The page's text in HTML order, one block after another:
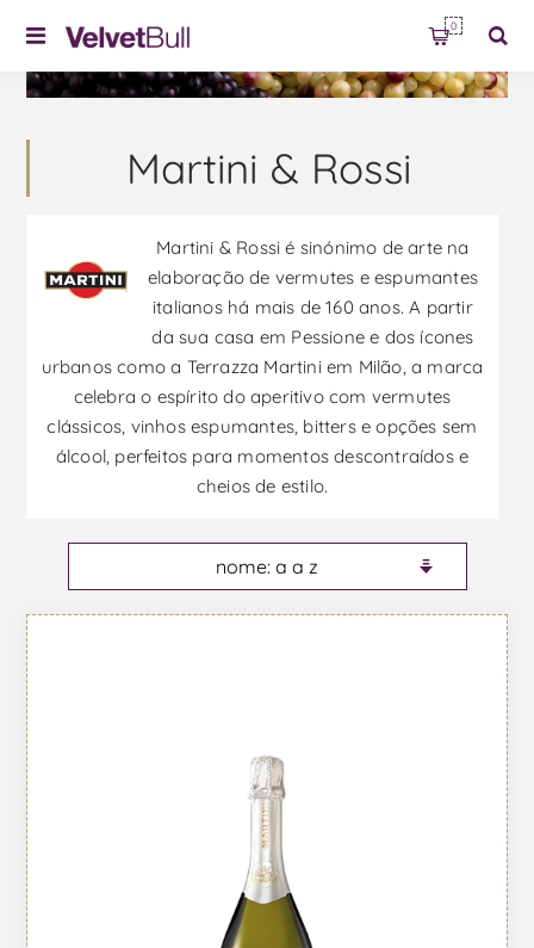
0
Martini & Rossi
Martini & Rossi é sinónimo de arte na
elaboração de vermutes e espumantes
italianos há mais de 160 anos. A partir
da sua casa em Pessione e dos ícones
urbanos como a Terrazza Martini em Milão, a marca
celebra o espírito do aperitivo com vermutes
clássicos, vinhos espumantes, bitters e opções sem
álcool, perfeitos para momentos descontraídos e
cheios de estilo.